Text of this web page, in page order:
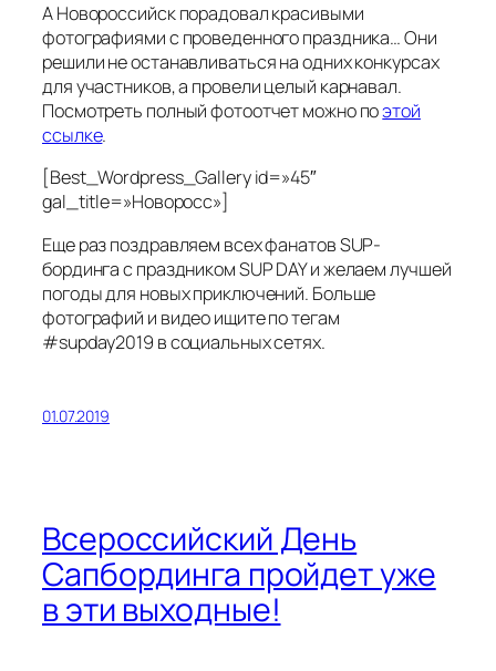
А Новороссийск порадовал красивыми
фотографиями с проведенного праздника… Они
решили не останавливаться на одних конкурсах
для участников, а провели целый карнавал.
Посмотреть полный фотоотчет можно поэтой
ссылке.
[Best_Wordpress_Gallery id=»45″
gal_title=»Новоросс»]
Еще раз поздравляем всех фанатов SUP-
бординга с праздником SUP DAY и желаем лучшей
погоды для новых приключений. Больше
фотографий и видео ищите по тегам
#supday2019 в социальных сетях.
01.07.2019
Всероссийский День
Сапбординга пройдет уже
в эти выходные!